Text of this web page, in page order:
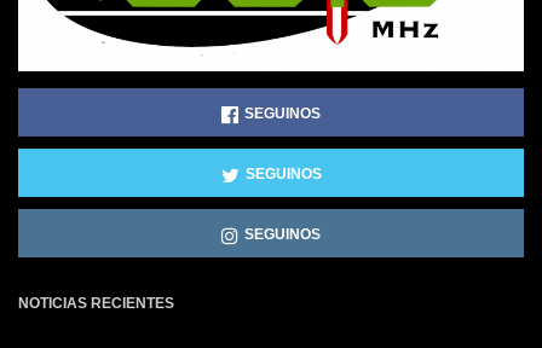
SEGUINOS
SEGUINOS
SEGUINOS
NOTICIAS RECIENTES